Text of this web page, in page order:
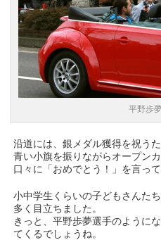
平野歩
沿道には、銀メダル獲得を祝う
青い小旗を振りながらオープン
口々に「おめでとう！」を言って
小中学生くらいの子どもさんた
多く目立ちました。
きっと、平野歩夢選手のように
てくるでしょうね。